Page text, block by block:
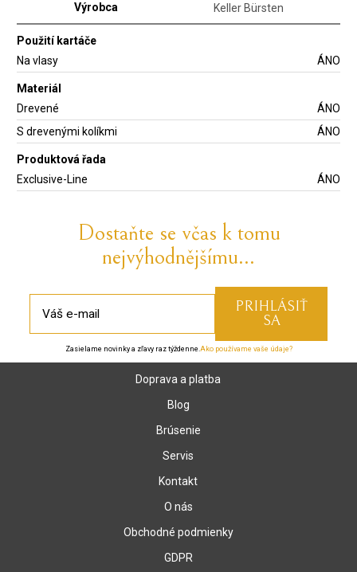
Výrobca
Keller Bürsten
Použití kartáče
Na vlasy
ÁNO
Materiál
Drevené
ÁNO
S drevenými kolíkmi
ÁNO
Produktová řada
Exclusive-Line
ÁNO
Dostaňte se včas k tomu
nejvýhodnějšímu...
Zasielame novinky a zľavy raz týždenne.Ako používame vaše údaje?
Doprava a platba
Blog
Brúsenie
Servis
Kontakt
O nás
Obchodné podmienky
GDPR